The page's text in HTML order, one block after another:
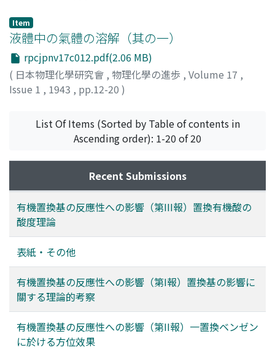
Item
液體中の氣體の溶解（其の一）
rpcjpnv17c012.pdf(2.06 MB)
( 日本物理化學研究會 , 物理化學の進歩 , Volume 17 ,
Issue 1 , 1943 , pp.12-20 )
Togawa, Haruyuki;スイト, エイジ;トガワ, ハルユキ
List Of Items (Sorted by Table of contents in
Ascending order): 1-20 of 20
Recent Submissions
有機置換基の反應性への影響（第III報）置換有機酸の
酸度理論
表紙・その他
有機置換基の反應性への影響（第I報）置換基の影響に
關する理論的考察
有機置換基の反應性への影響（第II報）一置換ベンゼン
に於ける方位效果